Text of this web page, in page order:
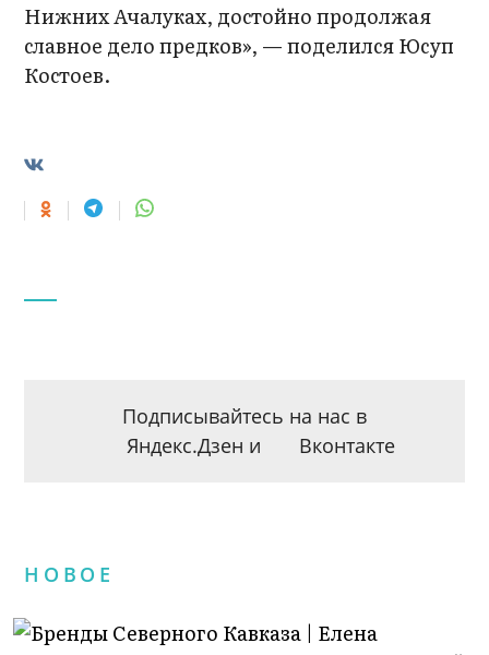
Нижних Ачалуках, достойно продолжая
славное дело предков», — поделился Юсуп
Костоев.
Подписывайтесь на нас в
Яндекс.Дзен и Вконтакте
НОВОЕ